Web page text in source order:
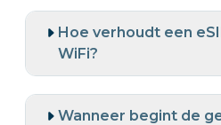
Hoe verhoudt een
WiFi?
Wanneer begint de